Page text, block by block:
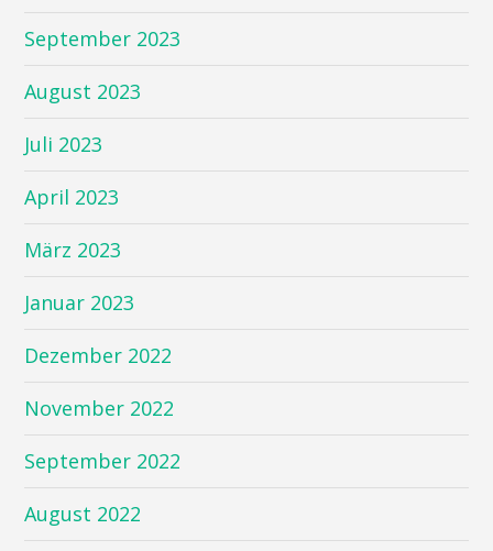
September 2023
August 2023
Juli 2023
April 2023
März 2023
Januar 2023
Dezember 2022
November 2022
September 2022
August 2022